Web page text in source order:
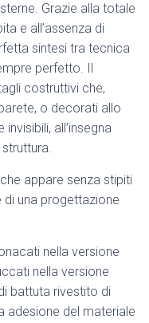
Grazie alla totale
e all’assenza di
sintesi tra tecnica
perfetto. Il
costruttivi che,
o decorati allo
all’insegna
appare senza stipiti
una progettazione
nella versione
nella versione
battuta rivestito di
adesione del materiale